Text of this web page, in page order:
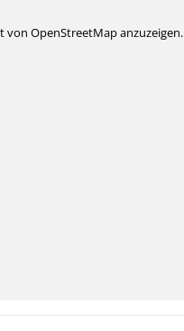
OpenStreetMap anzuzeigen.